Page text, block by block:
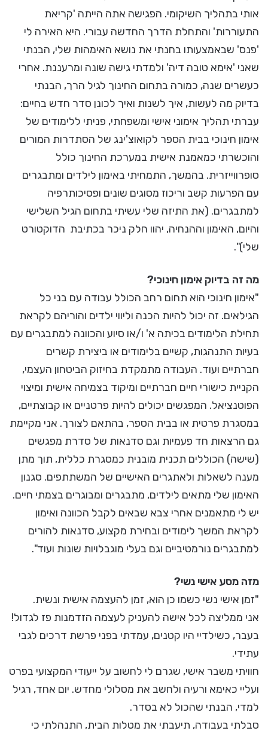
אותי בתהליך השיקומי. הפגישה אתה הייתה 'קריאת
התעוררות' והתחלת הדרך החדשה עבורי. היא האירה לי
'פנס' שבאמצעותו בחנתי את נושא האימהות שלי, הבנתי
שאני 'אימא טובה דיה' ולמדתי גישה שונה ומרעננת. אחרי
כעשרים שנה, כמורה בתחום החינוך לגיל הרך, הבנתי
בדיוק מה לעשות, איך לשנות ואיך לכונן סדר חדש בחיים:
עברתי תהליך אימוני אישי ומשפחתי, פניתי ללימודים של
אימון חינוכי בבית הספר לקואוצ'ינג של הסתדרות המורים
והוכשרתי כמאמנת אישית במערכת החינוך כולל
סופרווייזרית. בהמשך, התמחיתי באימון לילדים ומתבגרים
עם הפרעות קשב וריכוז מסוגים שונים ופסיכותרפיה
למתבגרים. (את התיזה שלי עשיתי בתחום הגיל השלישי
והיום, האימון וההנחיה, יהוו חלק ניכר בכתיבת הדוקטורט
שלי)".
מה זה בדיוק אימון חינוכי?
"אימון חינוכי הוא תחום רחב הכולל עבודה עם בני כל
הגילאים. זה יכול להיות הכנה וליווי ילדים והוריהם לקראת
תחילת הלימודים בכיתה א' ו/או סיוע והכוונה למתבגרים עם
בעיות התנהגות, קשיים בלימודים או ביצירת קשרים
חברתיים ועוד. העבודה מתמקדת בחיזוק הביטחון העצמי,
הקניית כישורי חיים חברתיים ומיקוד בצמיחה אישית ומיצוי
הפוטנציאל. המפגשים יכולים להיות פרטניים או קבוצתיים,
במסגרת פרטית או בבית הספר, בהתאם לצורך. אני מקיימת
גם הרצאות חד פעמיות וגם סדנאות של סדרת מפגשים
(שישה) הכוללים תכנית מובנית כמסגרת כללית, תוך מתן
מענה לשאלות ולאתגרים האישיים של המשתתפים. סגנון
האימון שלי מתאים לילדים, מתבגרים ומבוגרים בצמתי חיים.
יש לי מתאמנים אחרי צבא שבאים לקבל הכוונה ואימון
לקראת המשך לימודים ובחירת מקצוע, סדנאות להורים
למתבגרים נורמטיביים וגם בעלי מוגבלויות שונות ועוד".
מזה מסע אישי נשי?
"זמן אישי נשי כשמו כן הוא, זמן להעצמה אישית ונשית.
אני ממליצה לכל אישה להעניק לעצמה הזדמנות פז לגדול!
בעבר, כשילדיי היו קטנים, עמדתי בפני פרשת דרכים לגבי
עתידי.
חוויתי משבר אישי, שגרם לי לחשוב על ייעודי המקצועי בפרט
ועליי כאימא ורעיה ולחשב את מסלולי מחדש. יום אחד, רגיל
למדי, הבנתי שהכול לא בסדר.
סבלתי בעבודה, תיעבתי את מטלות הבית, התנהלתי כי